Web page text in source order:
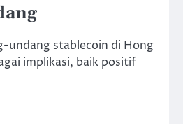
undang stablecoin di Hong
implikasi, baik positif